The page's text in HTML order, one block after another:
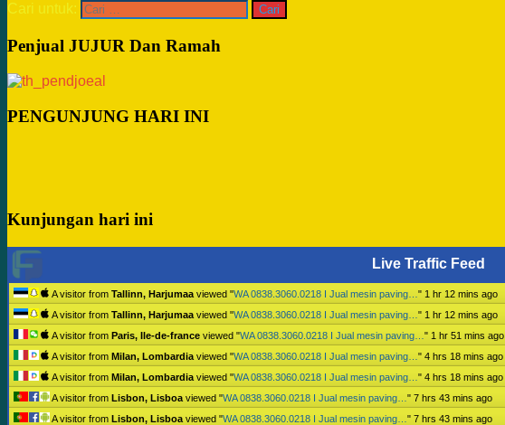
Cari untuk:
Penjual JUJUR Dan Ramah
PENGUNJUNG HARI INI
Kunjungan hari ini
Live Traffic Feed
A visitor from Tallinn, Harjumaa viewed "WA 0838.3060.0218 I Jual mesin paving… " 1 hr 12 mins ago
A visitor from Tallinn, Harjumaa viewed "WA 0838.3060.0218 I Jual mesin paving… " 1 hr 12 mins ago
A visitor from Paris, Ile-de-france viewed "WA 0838.3060.0218 I Jual mesin paving… " 1 hr 51 mins ago
A visitor from Milan, Lombardia viewed "WA 0838.3060.0218 I Jual mesin paving… " 4 hrs 18 mins ago
A visitor from Milan, Lombardia viewed "WA 0838.3060.0218 I Jual mesin paving… " 4 hrs 18 mins ago
A visitor from Lisbon, Lisboa viewed "WA 0838.3060.0218 I Jual mesin paving… " 7 hrs 43 mins ago
A visitor from Lisbon, Lisboa viewed "WA 0838.3060.0218 I Jual mesin paving… " 7 hrs 43 mins ago